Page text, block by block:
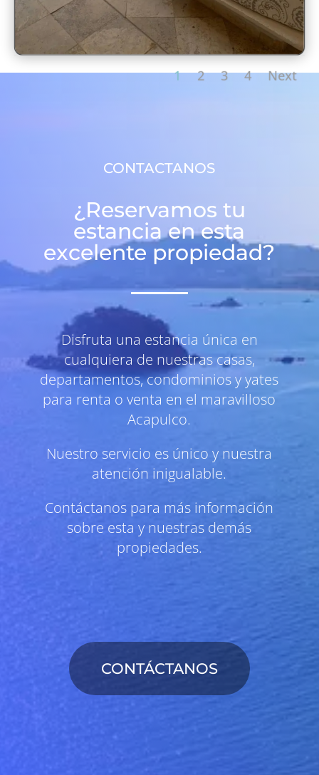
1 2 3 4 Next
CONTACTANOS
¿Reservamos tu
estancia en esta
excelente propiedad?
Disfruta una estancia única en
cualquiera de nuestras casas,
departamentos, condominios y yates
para renta o venta en el maravilloso
Acapulco.
Nuestro servicio es único y nuestra
atención inigualable.
Contáctanos para más información
sobre esta y nuestras demás
propiedades.
CONTÁCTANOS